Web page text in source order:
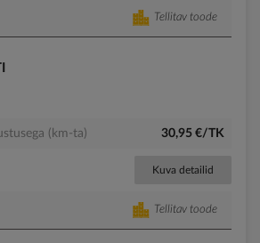
Tellitav toode
(km-ta) 30,95 €/TK
Kuva detailid
Tellitav toode